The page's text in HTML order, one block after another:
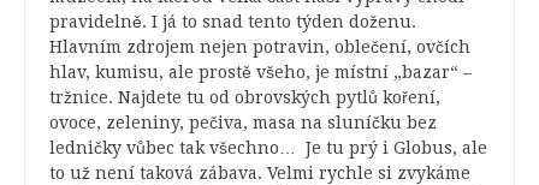
pravidelně. I já to snad tento týden doženu.
Hlavním zdrojem nejen potravin, oblečení, ovčích
hlav, kumisu, ale prostě všeho, je místní „bazar“ –
tržnice. Najdete tu od obrovských pytlů koření,
ovoce, zeleniny, pečiva, masa na sluníčku bez
ledničky vůbec tak všechno… Je tu prý i Globus, ale
to už není taková zábava. Velmi rychle si zvykáme